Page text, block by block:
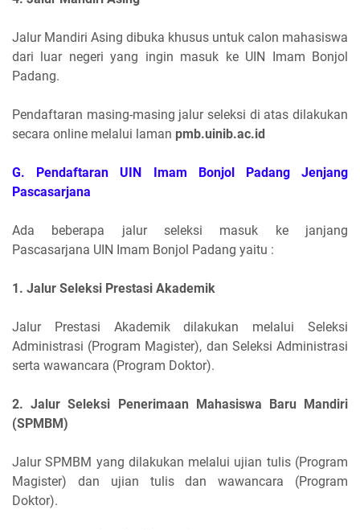
Jalur Mandiri Asing dibuka khusus untuk calon mahasiswa
dari luar negeri yang ingin masuk ke UIN Imam Bonjol
Padang.
Pendaftaran masing-masing jalur seleksi di atas dilakukan
secara online melalui laman pmb.uinib.ac.id
G. Pendaftaran UIN Imam Bonjol Padang Jenjang
Pascasarjana
Ada beberapa jalur seleksi masuk ke janjang
Pascasarjana UIN Imam Bonjol Padang yaitu :
1. Jalur Seleksi Prestasi Akademik
Jalur Prestasi Akademik dilakukan melalui Seleksi
Administrasi (Program Magister), dan Seleksi Administrasi
serta wawancara (Program Doktor).
2. Jalur Seleksi Penerimaan Mahasiswa Baru Mandiri
(SPMBM)
Jalur SPMBM yang dilakukan melalui ujian tulis (Program
Magister) dan ujian tulis dan wawancara (Program
Doktor).